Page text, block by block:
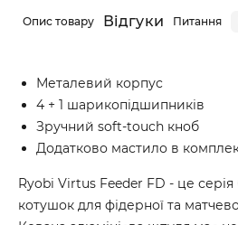
Опис товару Відгуки Питання
Металевий корпус
4 + 1 шарикопідшипників
Зручний soft-touch кноб
Додатково мастило в
Ryobi Virtus Feeder FD - це
котушок для фідерної та